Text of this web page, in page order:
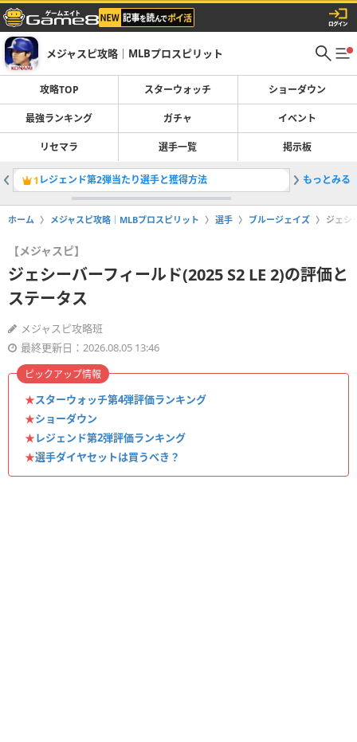
メジャスピ攻略｜MLBプロスピリット
攻略TOP スターウォッチ ショーダウン
最強ランキング ガチャ イベント
リセマラ 選手一覧 掲示板
1 レジェンド第2弾当たり選手と獲得方法 2マーク
もっとみる
ホーム メジャスピ攻略｜MLBプロスピリット 選手 ブルージェイズ ジェシ
【メジャスピ】
ジェシーバーフィールド(2025 S2 LE 2)の評価と
ステータス
メジャスピ攻略班
最終更新日：2026.08.05 13:46
★スターウォッチ第4弾評価ランキング
★ショーダウン
★レジェンド第2弾評価ランキング
★選手ダイヤセットは買うべき？
ピックアップ情報